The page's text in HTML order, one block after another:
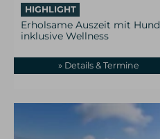
HIGHLIGHT
Erholsame Auszeit mit Hund
inklusive Wellness
» Details & Termine